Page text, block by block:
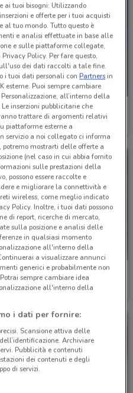
Amico Shop
Scade il 31/08
GBC
Scade il 30/09
ai tuoi bisogni: Utilizzando
e offerte per i tuoi acquisti
tuo mondo. Tutto questo è
e analisi effettuate in base alle
e sulle piattaforme collegate,
Policy. Per fare questo,
dei dati raccolti a tale fine.
i tuoi dati personali conPartnersin
esterne. Puoi sempre cambiare
all’interno della
inserzioni pubblicitarie che
trattare di argomenti relativi
piattaforme esterne a
servizio a noi collegato ci informa
mostrarti delle offerte a
(nel caso in cui abbia fornito
sulle prestazioni della
possono essere raccolte e
e migliorare la connettività e
wireless, come meglio indicato
Policy. Inoltre, i tuoi dati possono
di report, ricerche di mercato,
sulla posizione e analisi delle
in qualsiasi momento
all'interno della
a visualizzare annunci
generici e probabilmente non
sempre cambiare idea
all'interno della
i dati per fornire:
Scansione attiva delle
Archiviare
Pubblicità e contenuti
dei contenuti e degli
di servizi.